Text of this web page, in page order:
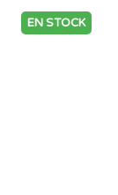
EN STOCK